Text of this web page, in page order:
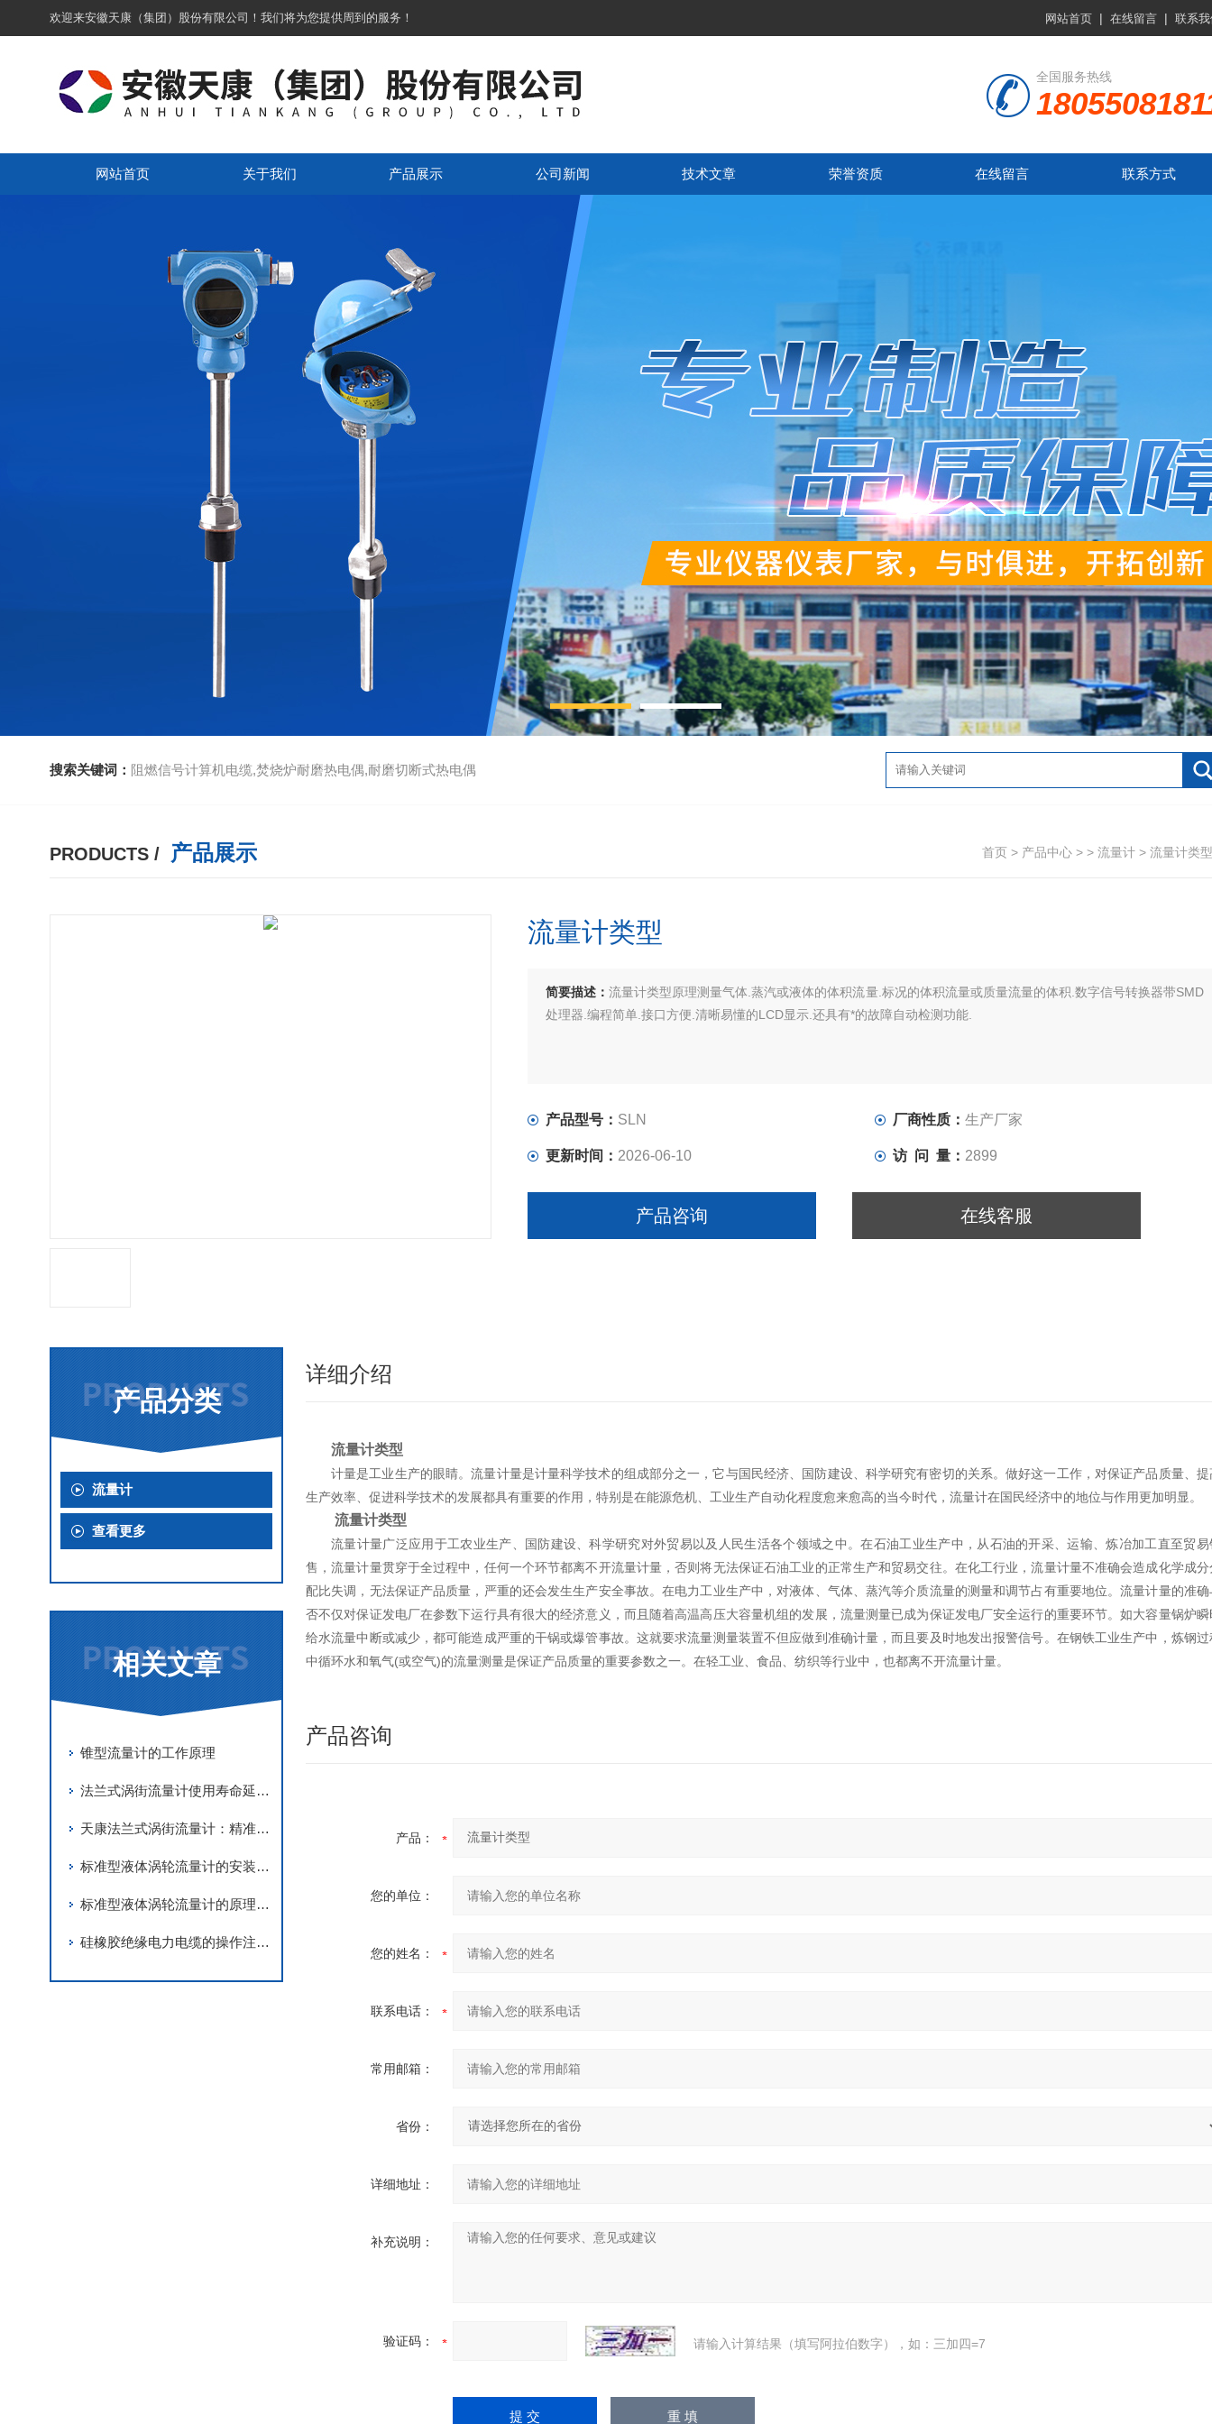
欢迎来安徽天康（集团）股份有限公司！我们将为您提供周到的服务！ 网站首页 | 在线留言 | 联系
全国服务热线
网站首页 关于我们 产品展示 公司新闻 技术文章 荣誉资质 在线留言 联系方式
搜索关键词： 阻燃信号计算机电缆,焚烧炉耐磨热电偶,耐磨切断式热电偶
PRODUCTS / 产品展示 首页 > 产品中心 > > 流量计 > 流量计类型
流量计类型
简要描述：流量计类型原理测量气体.蒸汽或液体的体积流量.标况的体积流量或质量流量的体积.数字信号转换器带SMD
处理器.编程简单.接口方便.清晰易懂的LCD显示.还具有*的故障自动检测功能.
产品型号： SLN 厂商性质： 生产厂家
更新时间： 2026-06-10 访 问 量： 2899
产品咨询 在线客服
产品分类
流量计
查看更多
相关文章
锥型流量计的工作原理
法兰式涡街流量计使用寿命延长策略：科学管理与技术优化并重
天康法兰式涡街流量计：精准测量，高效节能的优选方案
标准型液体涡轮流量计的安装指南
标准型液体涡轮流量计的原理与特点解析
硅橡胶绝缘电力电缆的操作注意事项
详细介绍
流量计类型
计量是工业生产的眼睛。流量计量是计量科学技术的组成部分之一，它与国民经济、国防建设、科学研究有密切的关系。做好这一工作，对保证产品质量、提
生产效率、促进科学技术的发展都具有重要的作用，特别是在能源危机、工业生产自动化程度愈来愈高的当今时代，流量计在国民经济中的地位与作用更加明显。
流量计类型
流量计量广泛应用于工农业生产、国防建设、科学研究对外贸易以及人民生活各个领域之中。在石油工业生产中，从石油的开采、运输、炼冶加工直至贸易
售，流量计量贯穿于全过程中，任何一个环节都离不开流量计量，否则将无法保证石油工业的正常生产和贸易交往。在化工行业，流量计量不准确会造成化学成分
配比失调，无法保证产品质量，严重的还会发生生产安全事故。在电力工业生产中，对液体、气体、蒸汽等介质流量的测量和调节占有重要地位。流量计量的准确
否不仅对保证发电厂在参数下运行具有很大的经济意义，而且随着高温高压大容量机组的发展，流量测量已成为保证发电厂安全运行的重要环节。如大容量锅炉瞬
给水流量中断或减少，都可能造成严重的干锅或爆管事故。这就要求流量测量装置不但应做到准确计量，而且要及时地发出报警信号。在钢铁工业生产中，炼钢过
中循环水和氧气(或空气)的流量测量是保证产品质量的重要参数之一。在轻工业、食品、纺织等行业中，也都离不开流量计量。
产品咨询
产品：
您的单位：
您的姓名：
联系电话：
常用邮箱：
省份：
详细地址：
补充说明：
验证码： 请输入计算结果（填写阿拉伯数字），如：三加四=7